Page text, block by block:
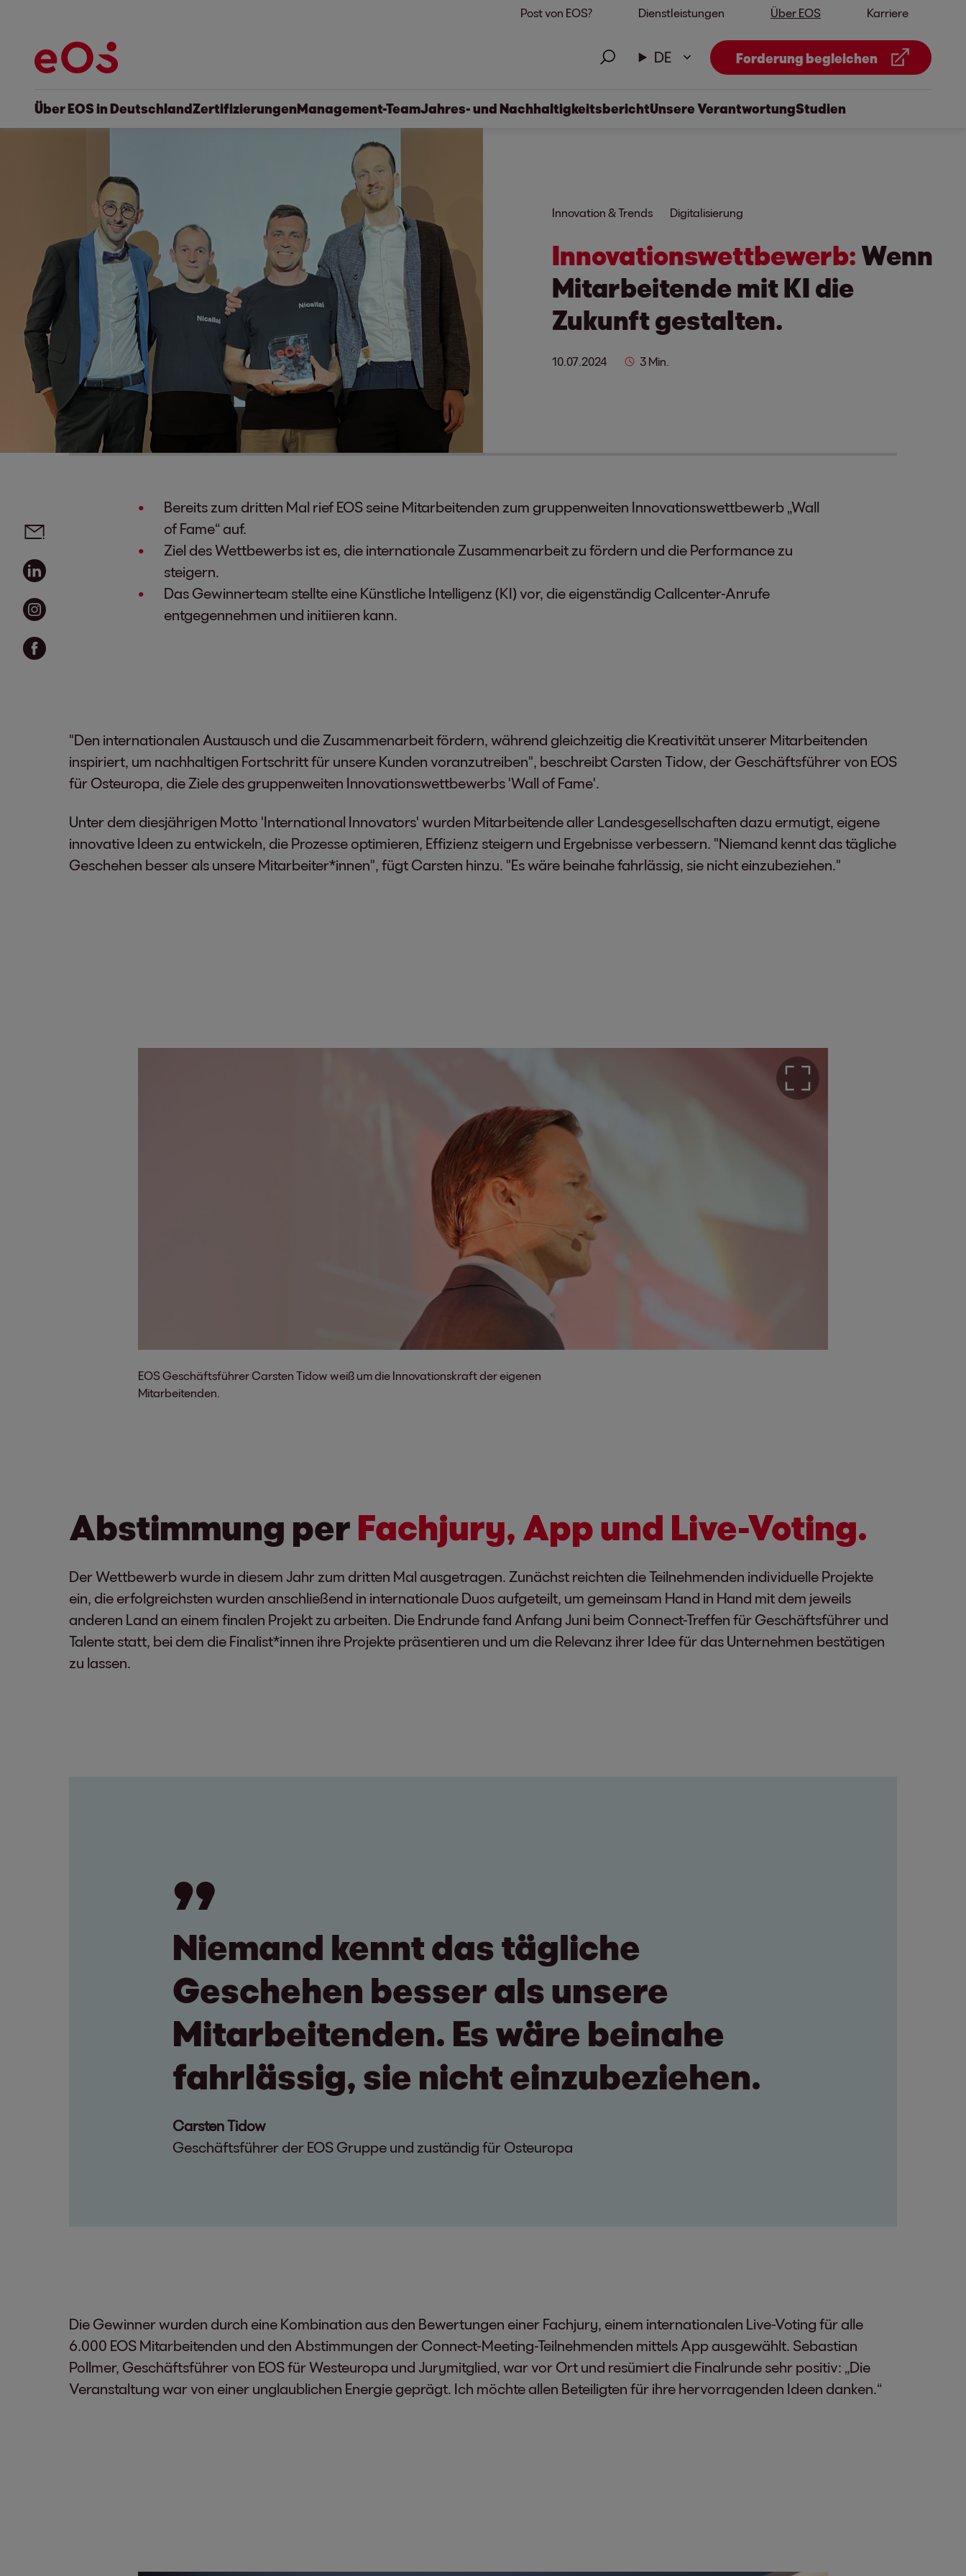
Post von EOS? Dienstleistungen Über EOS Karriere
DE Forderung begleichen
Über EOS in DeutschlandZertifizierungenManagement-TeamJahres- und NachhaltigkeitsberichtUnsere VerantwortungStudien
Innovation & Trends Digitalisierung
Innovationswettbewerb: Wenn
Mitarbeitende mit KI die
Zukunft gestalten.
10.07.2024 3 Min.
Bereits zum dritten Mal rief EOS seine Mitarbeitenden zum gruppenweiten Innovationswettbewerb „Wall
of Fame“ auf.
Ziel des Wettbewerbs ist es, die internationale Zusammenarbeit zu fördern und die Performance zu
steigern.
Das Gewinnerteam stellte eine Künstliche Intelligenz (KI) vor, die eigenständig Callcenter-Anrufe
entgegennehmen und initiieren kann.
"Den internationalen Austausch und die Zusammenarbeit fördern, während gleichzeitig die Kreativität unserer Mitarbeitenden
inspiriert, um nachhaltigen Fortschritt für unsere Kunden voranzutreiben", beschreibt Carsten Tidow, der Geschäftsführer von EOS
für Osteuropa, die Ziele des gruppenweiten Innovationswettbewerbs 'Wall of Fame'.
Unter dem diesjährigen Motto 'International Innovators' wurden Mitarbeitende aller Landesgesellschaften dazu ermutigt, eigene
innovative Ideen zu entwickeln, die Prozesse optimieren, Effizienz steigern und Ergebnisse verbessern. "Niemand kennt das tägliche
Geschehen besser als unsere Mitarbeiter*innen", fügt Carsten hinzu. "Es wäre beinahe fahrlässig, sie nicht einzubeziehen."
EOS Geschäftsführer Carsten Tidow weiß um die Innovationskraft der eigenen
Mitarbeitenden.
Abstimmung per Fachjury, App und Live-Voting.
Der Wettbewerb wurde in diesem Jahr zum dritten Mal ausgetragen. Zunächst reichten die Teilnehmenden individuelle Projekte
ein, die erfolgreichsten wurden anschließend in internationale Duos aufgeteilt, um gemeinsam Hand in Hand mit dem jeweils
anderen Land an einem finalen Projekt zu arbeiten. Die Endrunde fand Anfang Juni beim Connect-Treffen für Geschäftsführer und
Talente statt, bei dem die Finalist*innen ihre Projekte präsentieren und um die Relevanz ihrer Idee für das Unternehmen bestätigen
zu lassen.
Niemand kennt das tägliche
Geschehen besser als unsere
Mitarbeitenden. Es wäre beinahe
fahrlässig, sie nicht einzubeziehen.
Carsten Tidow
Geschäftsführer der EOS Gruppe und zuständig für Osteuropa
Die Gewinner wurden durch eine Kombination aus den Bewertungen einer Fachjury, einem internationalen Live-Voting für alle
6.000 EOS Mitarbeitenden und den Abstimmungen der Connect-Meeting-Teilnehmenden mittels App ausgewählt. Sebastian
Pollmer, Geschäftsführer von EOS für Westeuropa und Jurymitglied, war vor Ort und resümiert die Finalrunde sehr positiv: „Die
Veranstaltung war von einer unglaublichen Energie geprägt. Ich möchte allen Beteiligten für ihre hervorragenden Ideen danken.“
Social Media Links - Artikel teilen